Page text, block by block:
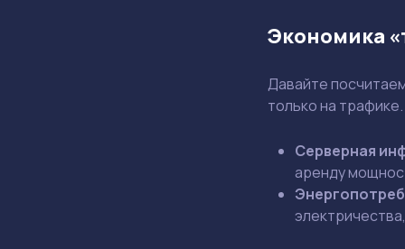
Экономика
Давайте
только на трафике.
Серверная
аренду